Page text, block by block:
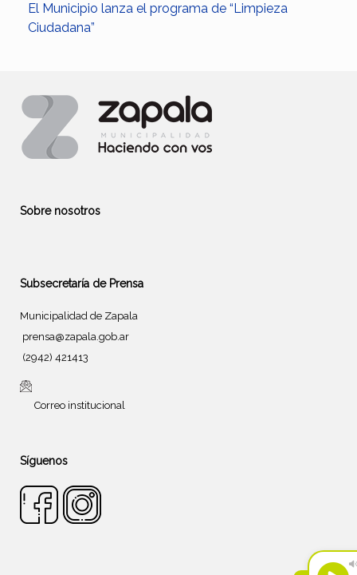
El Municipio lanza el programa de “Limpieza
Ciudadana”
Sobre nosotros
Subsecretaría de Prensa
Municipalidad de Zapala
prensa@zapala.gob.ar
(2942) 421413
Correo institucional
Síguenos